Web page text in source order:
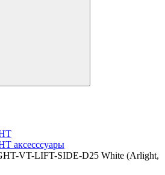
аксесссуары
VT-LIFT-SIDE-D25 White (Arlight,